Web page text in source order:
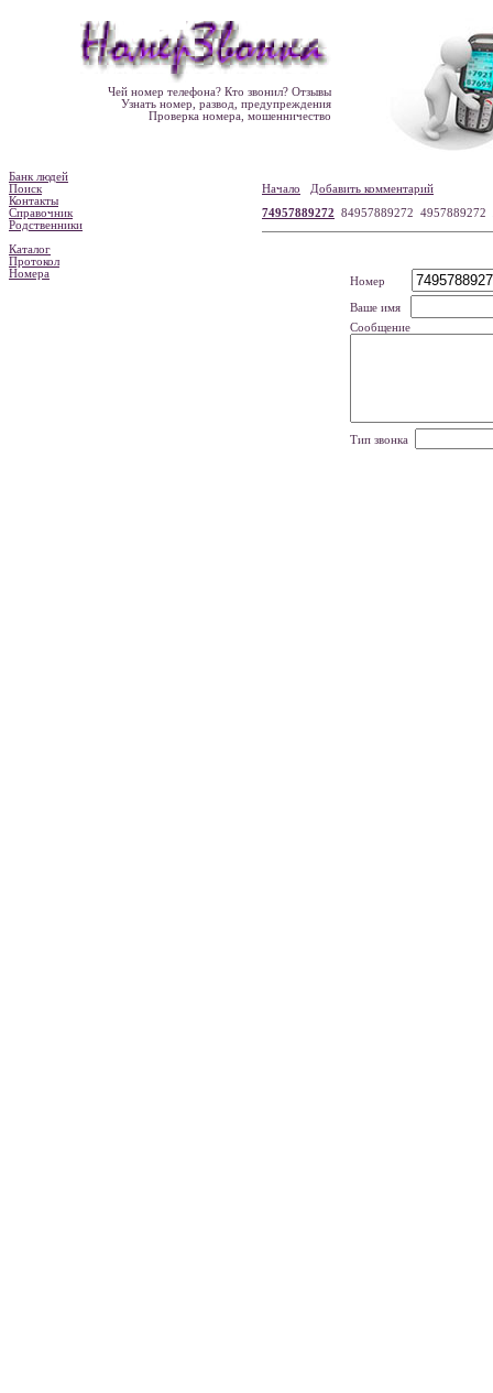
Чей номер телефона? Кто звонил? Отзывы
Узнать номер, развод, предупреждения
Проверка номера, мошенничество
Банк людей
Поиск
Контакты
Справочник
Родственники
Каталог
Протокол
Номера
Начало
Добавить комментарий
74957889272 84957889272 4957889272
Номер
Ваше имя
Сообщение
Тип звонка